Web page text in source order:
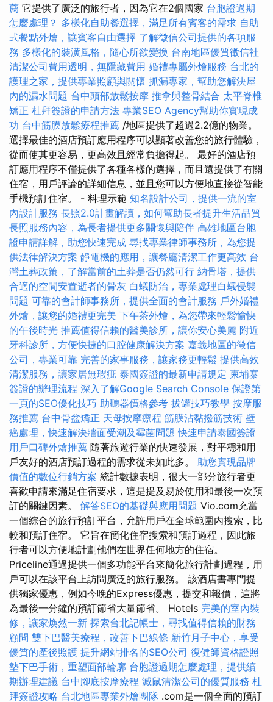
薦 它提供了廣泛的旅行者，因為它在2個國家 台胞證過期
怎麼處理？ 多樣化自助餐選擇，滿足所有賓客的需求 自助
式餐點外燴，讓賓客自由選擇 了解徵信公司提供的各項服
務 多樣化的裝潢風格，隨心所欲變換 台南地區優質徵信社
清潔公司費用透明，無隱藏費用 婚禮專屬外燴服務 台北的
護理之家，提供專業照顧與關懷 抓漏專家，幫助您解決屋
內的漏水問題 台中頭部放鬆按摩 推拿與整骨結合 太平脊椎
矯正 杜拜簽證的申請方法 專業SEO Agency幫助你實現成
功 台中筋膜放鬆療程推薦 /地區提供了超過2.2億的物業。
選擇最佳的酒店預訂應用程序可以顯著改善您的旅行體驗，
從而使其更容易，更高效且經常負擔得起。 最好的酒店預
訂應用程序不僅提供了各種各樣的選擇，而且還提供了有關
住宿，用戶評論的詳細信息，並且您可以方便地直接從智能
手機預訂住宿。 - 料理示範 知名設計公司，提供一流的室
內設計服務 長照2.0計畫解讀，如何幫助長者提升生活品質
長照服務內容，為長者提供更多關懷與陪伴 高雄地區台胞
證申請詳解，助您快速完成 尋找專業律師事務所，為您提
供法律解決方案 靜電機的應用，讓餐廳清潔工作更高效 台
灣土葬政策，了解當前的土葬是否仍然可行 納骨塔，提供
合適的空間安置逝者的骨灰 白蟻防治，專業處理白蟻侵襲
問題 可靠的會計師事務所，提供全面的會計服務 戶外婚禮
外燴，讓您的婚禮更完美 下午茶外燴，為您帶來輕鬆愉快
的午後時光 推薦值得信賴的醫美診所，讓你安心美麗 附近
牙科診所，方便快捷的口腔健康解決方案 嘉義地區的徵信
公司，專業可靠 完善的家事服務，讓家務更輕鬆 提供高效
清潔服務，讓家居無瑕疵 泰國簽證的最新申請規定 柬埔寨
簽證的辦理流程 深入了解Google Search Console 保證第
一頁的SEO優化技巧 助聽器價格參考 拔罐技巧教學 按摩服
務推薦 台中骨盆矯正 天母按摩療程 筋膜沾黏撥筋技術 壁
癌處理，快速解決牆面受潮及霉菌問題 快速申請泰國簽證
用戶口碑外燴推薦 隨著旅遊行業的快速發展，對平穩和用
戶友好的酒店預訂過程的需求從未如此多。 助您實現品牌
價值的數位行銷方案 統計數據表明，很大一部分旅行者更
喜歡申請來滿足住宿要求，這是提及易於使用和最後一次預
訂的關鍵因素。 解答SEO的基礎與應用問題 Vio.com充當
一個綜合的旅行預訂平台，允許用戶在全球範圍內搜索，比
較和預訂住宿。 它旨在簡化住宿搜索和預訂過程，因此旅
行者可以方便地計劃他們在世界任何地方的住宿。
Priceline通過提供一個多功能平台來簡化旅行計劃過程，用
戶可以在該平台上訪問廣泛的旅行服務。 該酒店書專門提
供獨家優惠，例如今晚的Express優惠，提交和報價，這將
為最後一分鐘的預訂節省大量節省。 Hotels 完美的室內裝
修，讓家焕然一新 探索台北記帳士，尋找值得信賴的財務
顧問 雙下巴醫美療程，改善下巴線條 新竹月子中心，享受
優質的產後照護 提升網站排名的SEO公司 復健師資格證照
墊下巴手術，重塑面部輪廓 台胞證過期怎麼處理，提供續
期辦理建議 台中腳底按摩療程 滅鼠清潔公司的優質服務 杜
拜簽證攻略 台北地區專業外燴團隊 .com是一個全面的預訂